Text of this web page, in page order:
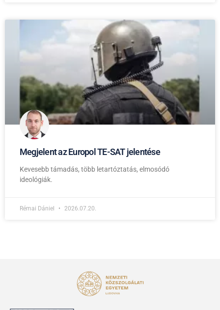
Megjelent az Europol TE-SAT jelentése
Kevesebb támadás, több letartóztatás, elmosódó
ideológiák.
Rémai Dániel 2026.07.20.